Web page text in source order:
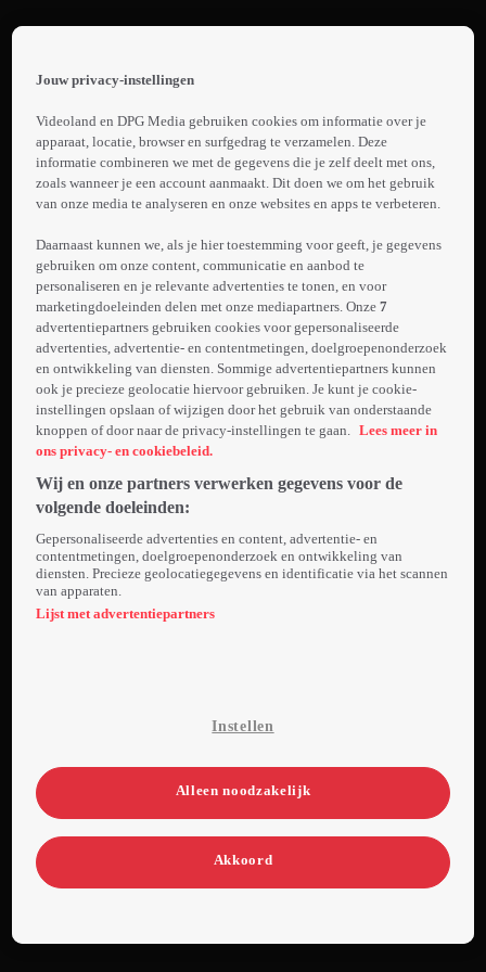
page
Queen
Trailer:
Dancing
Queen
Mina's
wereld
staat op z'n
kop als de
beroemde
danser
E.D.Win
naar haar
stad
verhuist. Ze
wordt
halsoverkop
verliefd. Als
hij een
schrijft Mina
zich in. Ze
is alleen één
ding
vergeten:
ze kan
niet dansen!
Meer
info
Jouw privacy-instellingen
Videoland en DPG Media gebruiken cookies om informatie over je
apparaat, locatie, browser en surfgedrag te verzamelen. Deze
informatie combineren we met de gegevens die je zelf deelt met ons,
zoals wanneer je een account aanmaakt. Dit doen we om het gebruik
van onze media te analyseren en onze websites en apps te verbeteren.
Daarnaast kunnen we, als je hier toestemming voor geeft, je gegevens
gebruiken om onze content, communicatie en aanbod te
personaliseren en je relevante advertenties te tonen, en voor
marketingdoeleinden delen met onze mediapartners. Onze7
advertentiepartners gebruiken cookies voor gepersonaliseerde
advertenties, advertentie- en contentmetingen, doelgroepenonderzoek
en ontwikkeling van diensten. Sommige advertentiepartners kunnen
ook je precieze geolocatie hiervoor gebruiken. Je kunt je cookie-
instellingen opslaan of wijzigen door het gebruik van onderstaande
knoppen of door naar de privacy-instellingen te gaan. Lees meer in
ons privacy- en cookiebeleid.
Wij en onze partners verwerken gegevens voor de
volgende doeleinden:
Gepersonaliseerde advertenties en content, advertentie- en
contentmetingen, doelgroepenonderzoek en ontwikkeling van
diensten. Precieze geolocatiegegevens en identificatie via het scannen
van apparaten.
Lijst met advertentiepartners
Instellen
Alleen noodzakelijk
Akkoord